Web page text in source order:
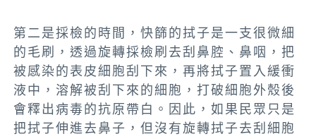
第二是採檢的時間，快篩的拭子是一支很微細
的毛刷，透過旋轉採檢刷去刮鼻腔、鼻咽，把
被感染的表皮細胞刮下來，再將拭子置入緩衝
液中，溶解被刮下來的細胞，打破細胞外殼後
會釋出病毒的抗原帶白。因此，如果民眾只是
把拭子伸進去鼻子，但沒有旋轉拭子去刮細胞